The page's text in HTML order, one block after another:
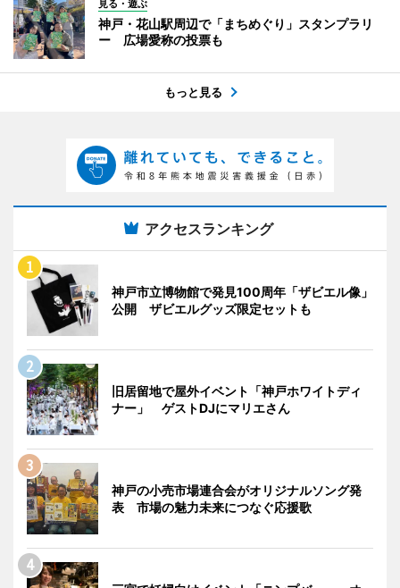
見る・遊ぶ
神戸・花山駅周辺で「まちめぐり」スタンプラリ
ー 広場愛称の投票も
もっと見る
アクセスランキング
神戸市立博物館で発見100周年「ザビエル像」
公開 ザビエルグッズ限定セットも
旧居留地で屋外イベント「神戸ホワイトディ
ナー」 ゲストDJにマリエさん
神戸の小売市場連合会がオリジナルソング発
表 市場の魅力未来につなぐ応援歌